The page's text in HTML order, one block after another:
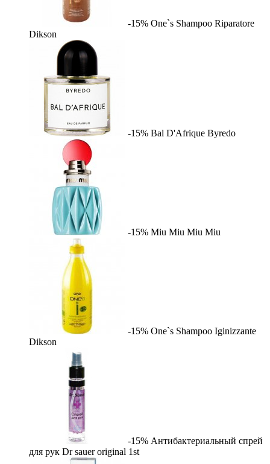
-15% One`s Shampoo Riparatore
Dikson
-15% Bal D'Afrique Byredo
-15% Miu Miu Miu Miu
-15% One`s Shampoo Iginizzante
Dikson
-15% Антибактериальный спрей
для рук Dr sauer original 1st